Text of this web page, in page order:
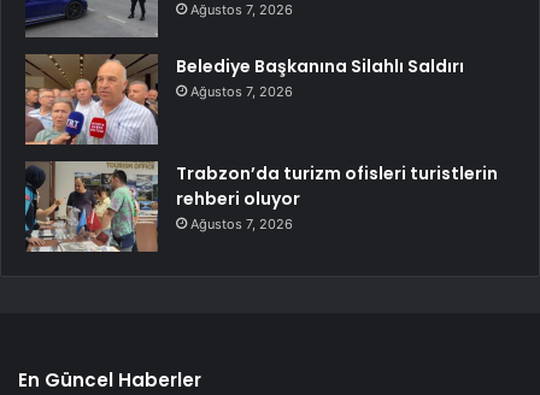
Ağustos 7, 2026
Belediye Başkanına Silahlı Saldırı
Ağustos 7, 2026
Trabzon’da turizm ofisleri turistlerin
rehberi oluyor
Ağustos 7, 2026
En Güncel Haberler